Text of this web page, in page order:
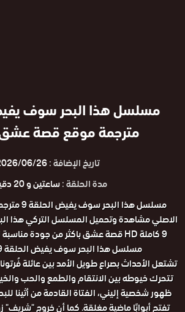
مترجمة موقع قصة
تاريخ الإضافة :06/26
مدة الحلقة :ساعتين و 20 دقيقة
مسلسل هذا
الاصلي مشاهدة وتحميل المسلسل التركي هذا
مسلسل هذا البحر سوف يفيض الحلقة 9 قصة عشق.
تشتعل الأحداث بصراع طويل الأمد بين عائلة
تتحرك خيوطه بين الانتقام والطمع والحب
ظهور شخصية إليني، الفتاة القادمة من أثينا
تفتح أبوابًا ماضية مغلقة. كما أن خروج